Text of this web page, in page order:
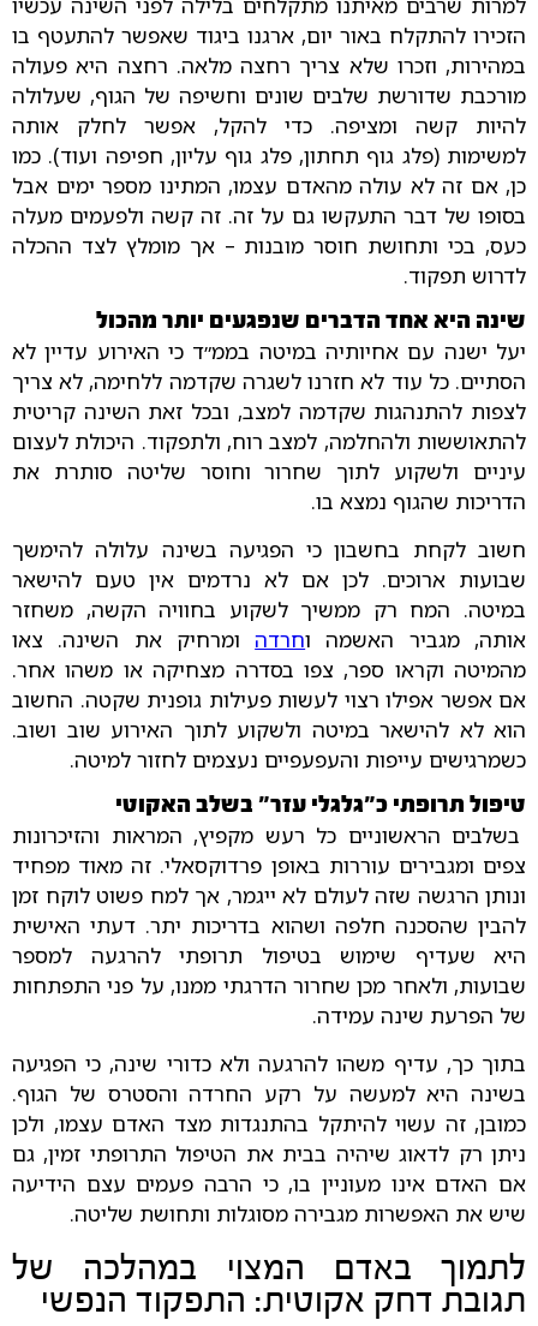
הזכירו להתקלח באור יום, ארגנו ביגוד שאפשר להתעטף בו
במהירות, וזכרו שלא צריך רחצה מלאה. רחצה היא פעולה
מורכבת שדורשת שלבים שונים וחשיפה של הגוף, שעלולה
להיות קשה ומציפה. כדי להקל, אפשר לחלק אותה
למשימות (פלג גוף תחתון, פלג גוף עליון, חפיפה ועוד). כמו
כן, אם זה לא עולה מהאדם עצמו, המתינו מספר ימים אבל
בסופו של דבר התעקשו גם על זה. זה קשה ולפעמים מעלה
כעס, בכי ותחושת חוסר מובנות – אך מומלץ לצד ההכלה
לדרוש תפקוד.
שינה היא אחד הדברים שנפגעים יותר מהכול
יעל ישנה עם אחיותיה במיטה בממ״ד כי האירוע עדיין לא
הסתיים. כל עוד לא חזרנו לשגרה שקדמה ללחימה, לא צריך
לצפות להתנהגות שקדמה למצב, ובכל זאת השינה קריטית
להתאוששות ולהחלמה, למצב רוח, ולתפקוד. היכולת לעצום
עיניים ולשקוע לתוך שחרור וחוסר שליטה סותרת את
הדריכות שהגוף נמצא בו.
חשוב לקחת בחשבון כי הפגיעה בשינה עלולה להימשך
שבועות ארוכים. לכן אם לא נרדמים אין טעם להישאר
במיטה. המח רק ממשיך לשקוע בחוויה הקשה, משחזר
אותה, מגביר האשמה וחרדהומרחיק את השינה. צאו
מהמיטה וקראו ספר, צפו בסדרה מצחיקה או משהו אחר.
אם אפשר אפילו רצוי לעשות פעילות גופנית שקטה. החשוב
הוא לא להישאר במיטה ולשקוע לתוך האירוע שוב ושוב.
כשמרגישים עייפות והעפעפיים נעצמים לחזור למיטה.
טיפול תרופתי כ"גלגלי עזר" בשלב האקוטי
בשלבים הראשוניים כל רעש מקפיץ, המראות והזיכרונות
צפים ומגבירים עוררות באופן פרדוקסאלי. זה מאוד מפחיד
ונותן הרגשה שזה לעולם לא ייגמר, אך למח פשוט לוקח זמן
להבין שהסכנה חלפה ושהוא בדריכות יתר. דעתי האישית
היא שעדיף שימוש בטיפול תרופתי להרגעה למספר
שבועות, ולאחר מכן שחרור הדרגתי ממנו, על פני התפתחות
של הפרעת שינה עמידה.
בתוך כך, עדיף משהו להרגעה ולא כדורי שינה, כי הפגיעה
בשינה היא למעשה על רקע החרדה והסטרס של הגוף.
כמובן, זה עשוי להיתקל בהתנגדות מצד האדם עצמו, ולכן
ניתן רק לדאוג שיהיה בבית את הטיפול התרופתי זמין, גם
אם האדם אינו מעוניין בו, כי הרבה פעמים עצם הידיעה
שיש את האפשרות מגבירה מסוגלות ותחושת שליטה.
לתמוך באדם המצוי במהלכה של
תגובת דחק אקוטית: התפקוד הנפשי